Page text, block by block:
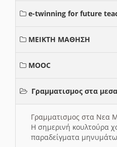
e-twinning for future
ΜΕΙΚΤΗ ΜΑΘΗΣΗ
MOOC
Γραμματισμος στα
Γραμματισμος στα Νεα
Η σημερινή κουλτούρα
παραδείγματα